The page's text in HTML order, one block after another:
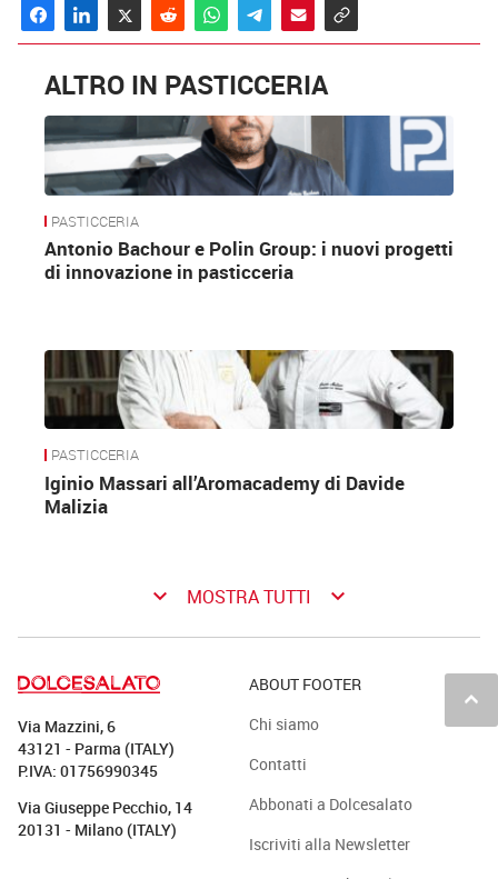
ALTRO IN PASTICCERIA
PASTICCERIA
Antonio Bachour e Polin Group: i nuovi progetti
di innovazione in pasticceria
PASTICCERIA
Iginio Massari all’Aromacademy di Davide
Malizia
keyboard_arrow_down MOSTRA TUTTI keyboard_arrow_down
keyboard_arrow_up
Via Mazzini, 6
43121 - Parma (ITALY)
P.IVA: 01756990345
Via Giuseppe Pecchio, 14
20131 - Milano (ITALY)
ABOUT FOOTER
Chi siamo
Contatti
Abbonati a Dolcesalato
Iscriviti alla Newsletter